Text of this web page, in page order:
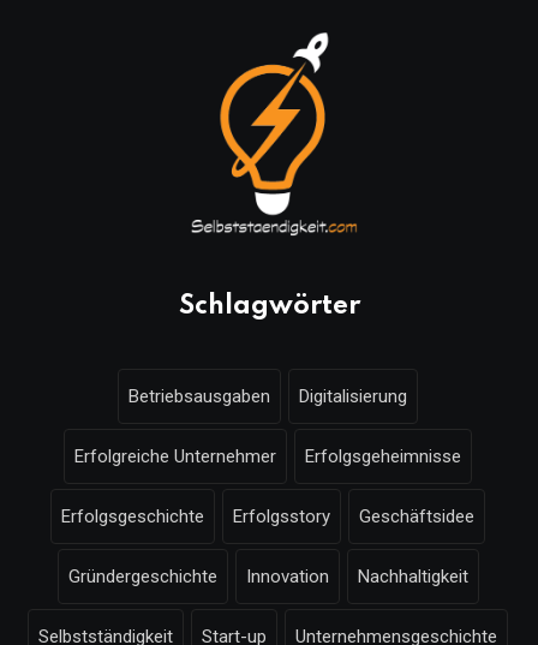
Schlagwörter
Betriebsausgaben Digitalisierung
Erfolgreiche Unternehmer Erfolgsgeheimnisse
Erfolgsgeschichte Erfolgsstory Geschäftsidee
Gründergeschichte Innovation Nachhaltigkeit
Selbstständigkeit Start-up Unternehmensgeschichte